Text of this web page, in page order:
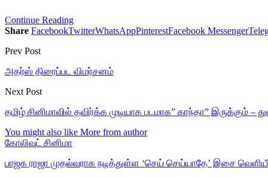
Continue Reading
Share FacebookTwitterWhatsAppPinterestFacebook Messenger
Prev Post
அதர்ஸ் திரைப்பட விமர்சனம்
Next Post
தமிழ் சினிமாவில் தவிர்க்க முடியாக படமாக” காந்தா” இருக்கும் –
You might also like More from author
கோலிவுட் சினிமா
பாஜக ராஜா முதல்வராக நடித்துள்ள ‘செய் செய்யாதே’ இசை